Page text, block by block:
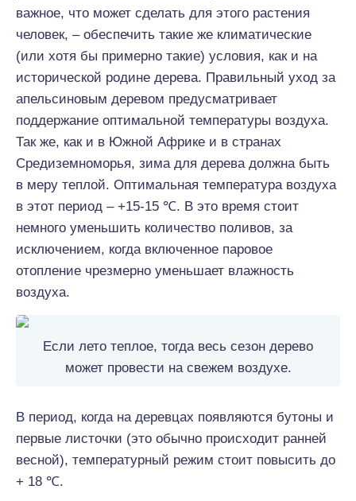
важное, что может сделать для этого растения
человек, – обеспечить такие же климатические
(или хотя бы примерно такие) условия, как и на
исторической родине дерева. Правильный уход за
апельсиновым деревом предусматривает
поддержание оптимальной температуры воздуха.
Так же, как и в Южной Африке и в странах
Средиземноморья, зима для дерева должна быть
в меру теплой. Оптимальная температура воздуха
в этот период – +15-15 ℃. В это время стоит
немного уменьшить количество поливов, за
исключением, когда включенное паровое
отопление чрезмерно уменьшает влажность
воздуха.
Если лето теплое, тогда весь сезон дерево
может провести на свежем воздухе.
В период, когда на деревцах появляются бутоны и
первые листочки (это обычно происходит ранней
весной), температурный режим стоит повысить до
+ 18 ℃.